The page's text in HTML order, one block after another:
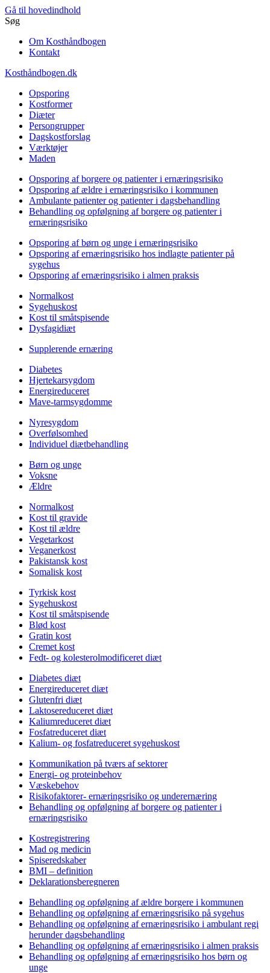
Gå til hovedindhold
Søg
Om Kosthåndbogen
Kontakt
Kosthåndbogen.dk
Opsporing
Kostformer
Diæter
Persongrupper
Dagskostforslag
Værktøjer
Maden
Opsporing af borgere og patienter i ernæringsrisiko
Opsporing af ældre i ernæringsrisiko i kommunen
Ambulante patienter og patienter i dagsbehandling
Behandling og opfølgning af borgere og patienter i
ernæringsrisiko
Opsporing af børn og unge i ernæringsrisiko
Opsporing af ernæringsrisiko hos indlagte patienter på
sygehus
Opsporing af ernæringsrisiko i almen praksis
Normalkost
Sygehuskost
Kost til småtspisende
Dysfagidiæt
Supplerende ernæring
Diabetes
Hjertekarsygdom
Energireduceret
Mave-tarmsygdomme
Nyresygdom
Overfølsomhed
Individuel diætbehandling
Børn og unge
Voksne
Ældre
Normalkost
Kost til gravide
Kost til ældre
Vegetarkost
Veganerkost
Pakistansk kost
Somalisk kost
Tyrkisk kost
Sygehuskost
Kost til småtspisende
Blød kost
Gratin kost
Cremet kost
Fedt- og kolesterolmodificeret diæt
Diabetes diæt
Energireduceret diæt
Glutenfri diæt
Laktosereduceret diæt
Kaliumreduceret diæt
Fosfatreduceret diæt
Kalium- og fosfatreduceret sygehuskost
Kommunikation på tværs af sektorer
Energi- og proteinbehov
Væskebehov
Risikofaktorer- ernæringsrisiko og underernæring
Behandling og opfølgning af borgere og patienter i
ernæringsrisiko
Kostregistrering
Mad og medicin
Spiseredskaber
BMI – definition
Deklarationsberegneren
Behandling og opfølgning af ældre borgere i kommunen
Behandling og opfølgning af ernæringsrisiko på sygehus
Behandling og opfølgning af ernæringsrisiko i ambulant regi
herunder dagsbehandling
Behandling og opfølgning af ernæringsrisiko i almen praksis
Behandling og opfølgning af ernæringsrisiko hos børn og
unge